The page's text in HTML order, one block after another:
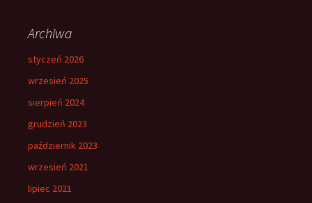
Archiwa
styczeń 2026
wrzesień 2025
sierpień 2024
grudzień 2023
październik 2023
wrzesień 2021
lipiec 2021